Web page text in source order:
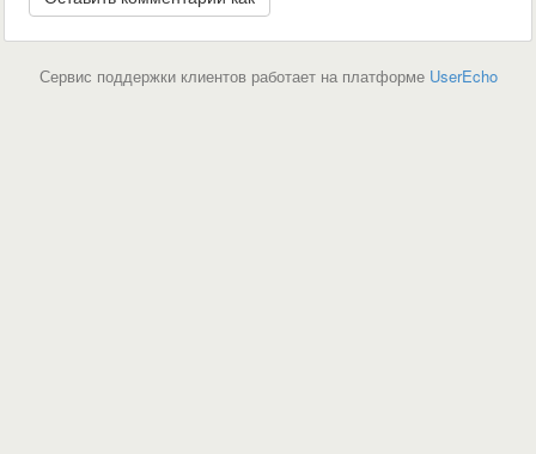
Сервис поддержки клиентов работает на платформе UserEcho